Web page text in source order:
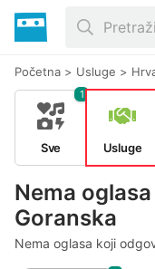
Početna > Usluge >
Nema
Goranska
Nema oglasa koji
Sve
1
Usluge